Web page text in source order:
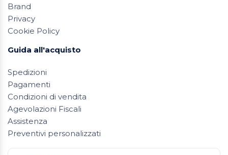
Brand
Privacy
Cookie Policy
Guida all'acquisto
Spedizioni
Pagamenti
Condizioni di vendita
Agevolazioni Fiscali
Assistenza
Preventivi personalizzati